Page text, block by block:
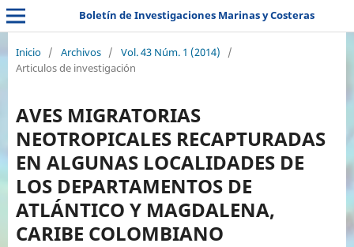
Boletín de Investigaciones Marinas y Costeras
Inicio / Archivos / Vol. 43 Núm. 1 (2014)
/
Articulos de investigación
AVES MIGRATORIAS
NEOTROPICALES RECAPTURADAS
EN ALGUNAS LOCALIDADES DE
LOS DEPARTAMENTOS DE
ATLÁNTICO Y MAGDALENA,
CARIBE COLOMBIANO